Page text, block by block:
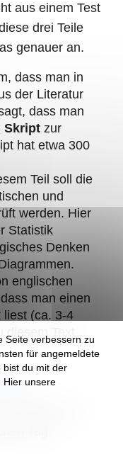
aus einem Test
drei Teile
genauer an.
dass man in
der Literatur
dass man
Skript zur
hat etwa 300
Teil soll die
und
werden. Hier
Statistik
Denken
englischen
man einen
liest (ca. 3-4
Text
Tag.
Seite verbessern zu
für angemeldete
bist du mit der
Hier unsere